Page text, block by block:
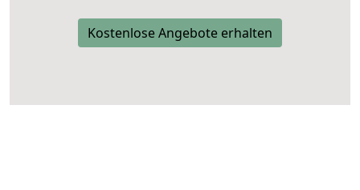
Kostenlose Angebote erhalten